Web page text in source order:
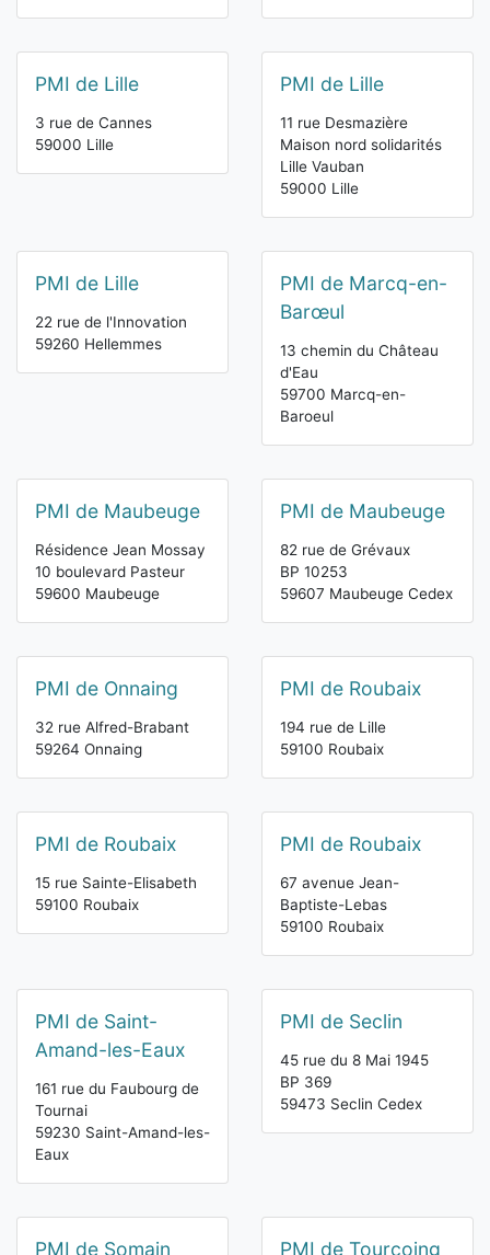
PMI de Lille
3 rue de Cannes
59000 Lille
PMI de Lille
11 rue Desmazière
Maison nord solidarités
Lille Vauban
59000 Lille
PMI de Lille
22 rue de l'Innovation
59260 Hellemmes
PMI de Marcq-en-
Barœul
13 chemin du Château
d'Eau
59700 Marcq-en-
Baroeul
PMI de Maubeuge
Résidence Jean Mossay
10 boulevard Pasteur
59600 Maubeuge
PMI de Maubeuge
82 rue de Grévaux
BP 10253
59607 Maubeuge Cedex
PMI de Onnaing
32 rue Alfred-Brabant
59264 Onnaing
PMI de Roubaix
194 rue de Lille
59100 Roubaix
PMI de Roubaix
15 rue Sainte-Elisabeth
59100 Roubaix
PMI de Roubaix
67 avenue Jean-
Baptiste-Lebas
59100 Roubaix
PMI de Saint-
Amand-les-Eaux
161 rue du Faubourg de
Tournai
59230 Saint-Amand-les-
Eaux
PMI de Seclin
45 rue du 8 Mai 1945
BP 369
59473 Seclin Cedex
PMI de Somain PMI de Tourcoing